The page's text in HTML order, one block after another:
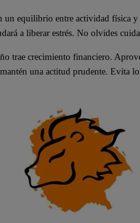
un equilibrio entre actividad física y
a liberar estrés. No olvides
trae crecimiento financiero.
una actitud prudente. Evita